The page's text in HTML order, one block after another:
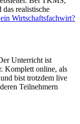
realistische
Wirtschaftsfachwirt?
Unterricht ist
Komplett online, als
bist trotzdem live
Teilnehmern